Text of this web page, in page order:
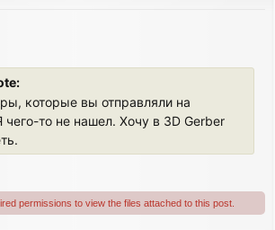
которые вы отправляли на
чего-то не нашел. Хочу в 3D Gerber
permissions to view the files attached to this post.